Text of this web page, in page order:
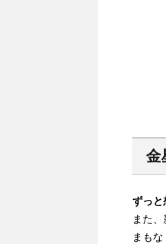
金
ずっと
また
まも